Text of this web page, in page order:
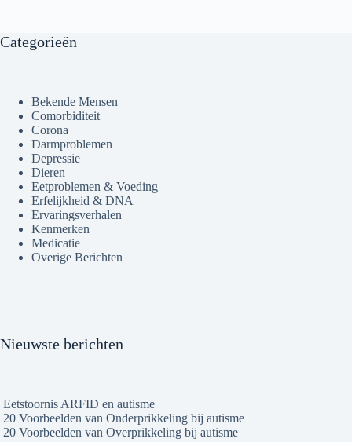
Categorieën
Bekende Mensen
Comorbiditeit
Corona
Darmproblemen
Depressie
Dieren
Eetproblemen & Voeding
Erfelijkheid & DNA
Ervaringsverhalen
Kenmerken
Medicatie
Overige Berichten
Nieuwste berichten
Eetstoornis ARFID en autisme
20 Voorbeelden van Onderprikkeling bij autisme
20 Voorbeelden van Overprikkeling bij autisme